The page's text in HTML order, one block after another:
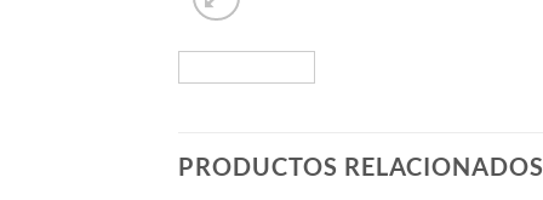
PRODUCTOS RELACIONADOS